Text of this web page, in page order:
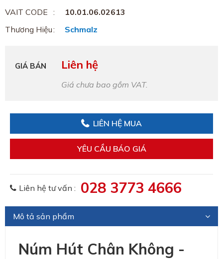
VAIT CODE
10.01.06.02613
Thương Hiệu
Schmalz
GIÁ BÁN Liên hệ
Giá chưa bao gồm VAT.
LIÊN HỆ MUA
YÊU CẦU BÁO GIÁ
Liên hệ tư vấn : 028 3773 4666
Mô tả sản phẩm
Núm Hút Chân Không -